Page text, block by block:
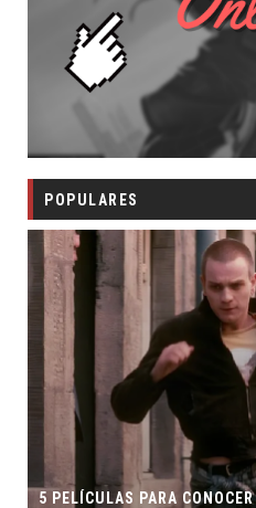
POPULARES
5 PELÍCULAS PARA